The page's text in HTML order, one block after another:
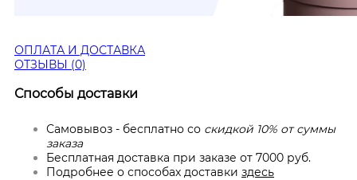
ОПЛАТА И ДОСТАВКА
ОТЗЫВЫ (0)
Способы доставки
Самовывоз - бесплатно со скидкой 10% от суммы
заказа
Бесплатная доставка при заказе от 7000 руб.
Подробнее о способах доставки здесь